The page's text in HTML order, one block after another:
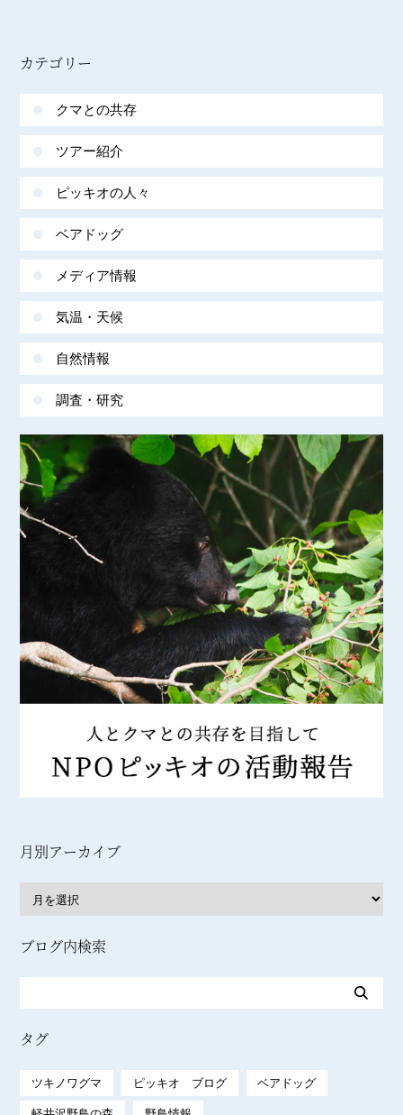
カテゴリー
クマとの共存
ツアー紹介
ピッキオの人々
ベアドッグ
メディア情報
気温・天候
自然情報
調査・研究
月別アーカイブ
ブログ内検索
タグ
ツキノワグマ ピッキオ ブログ ベアドッグ